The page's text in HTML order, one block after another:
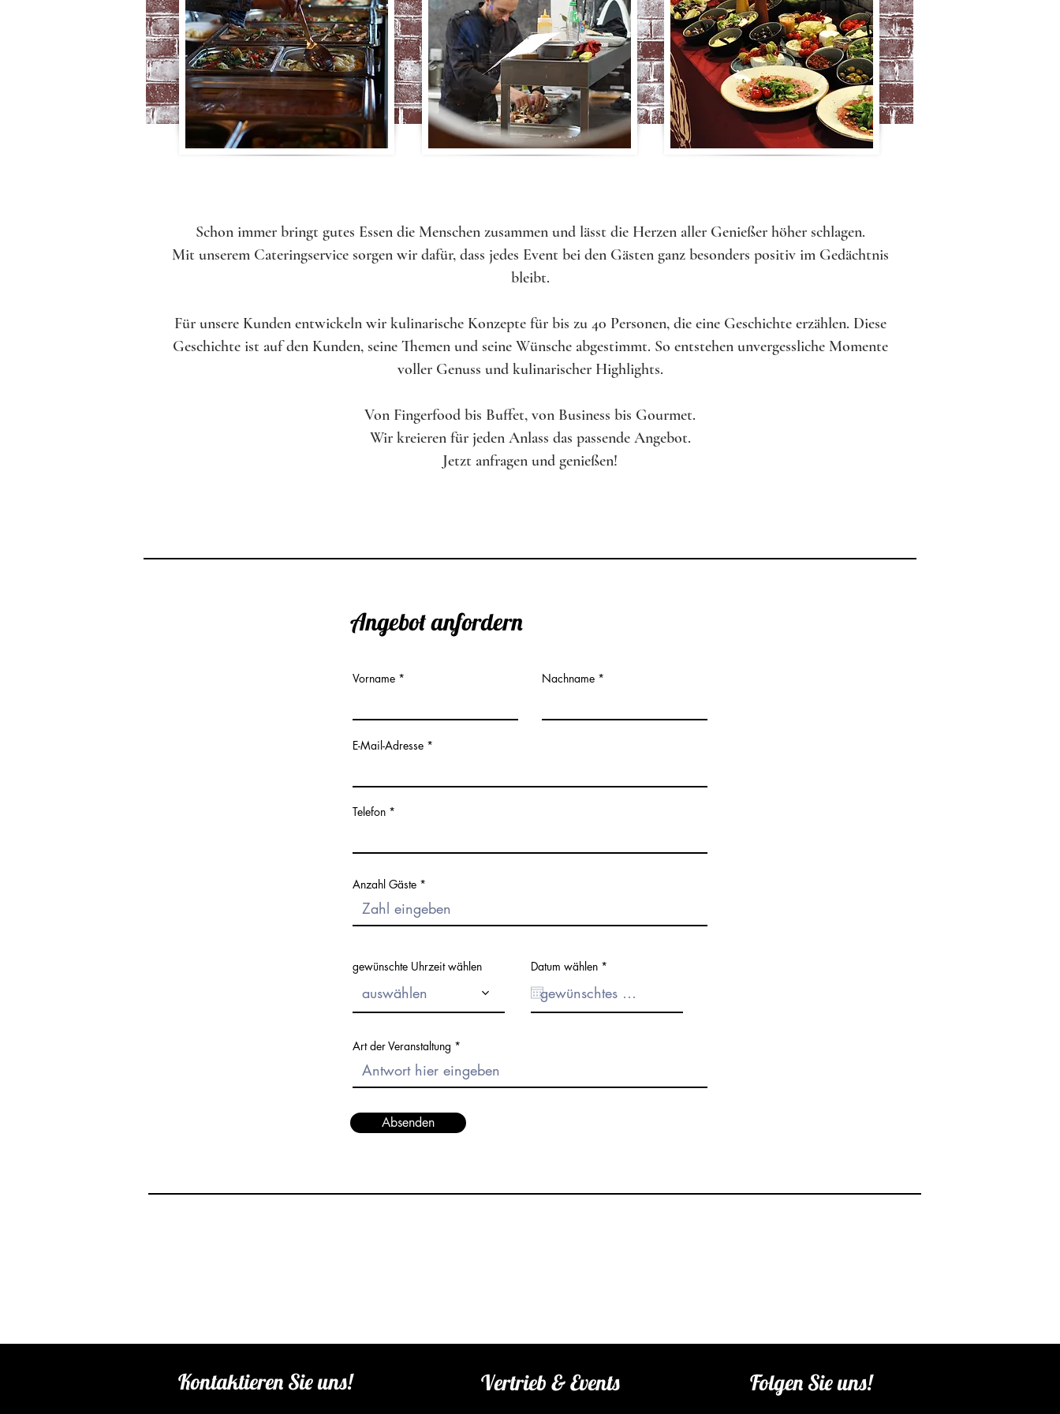
Schon immer bringt gutes Essen die Menschen zusammen und lässt die Herzen aller Genießer höher schlagen.
Mit unserem Cateringservice sorgen wir dafür, dass jedes Event bei den Gästen ganz besonders positiv im Gedächtnis
bleibt.
Für unsere Kunden entwickeln wir kulinarische Konzepte für bis zu 40 Personen, die eine Geschichte erzählen. Diese
Geschichte ist auf den Kunden, seine Themen und seine Wünsche abgestimmt. So entstehen unvergessliche Momente
voller Genuss und kulinarischer Highlights.
Von Fingerfood bis Buffet, von Business bis Gourmet.
Wir kreieren für jeden Anlass das passende Angebot.
Jetzt anfragen und genießen!
Angebot anfordern
Vorname Nachname
E-Mail-Adresse
Telefon
Anzahl Gäste
gewünschte Uhrzeit wählen
auswählen
Datum wählen *
u
i
Art der Veranstaltung
Absenden
Kontaktieren Sie uns! Vertrieb & Events Folgen Sie uns!